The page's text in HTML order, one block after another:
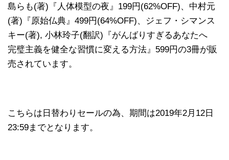
島らも(著)『人体模型の夜』199円(62%OFF)、中村元
(著)『原始仏典』499円(64%OFF)、ジェフ・シマンス
キー(著), 小林玲子(翻訳)『がんばりすぎるあなたへ
完璧主義を健全な習慣に変える方法』599円の3冊が販
売されています。
こちらは日替わりセールの為、期間は2019年2月12日
23:59までとなります。